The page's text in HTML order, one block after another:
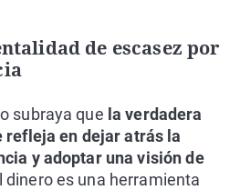
de escasez por
subraya que la verdadera
refleja en dejar atrás la
y adoptar una visión de
dinero es una herramienta